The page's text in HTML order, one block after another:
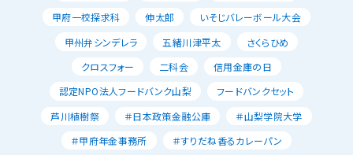
甲府一校探求科
伸太郎
いそじバレーボール大会
甲州弁シンデレラ
五緒川津平太
さくらひめ
クロスフォー
二科会
信用金庫の日
認定NPO法人フードバンク山梨
フードバンクセット
芦川植樹祭
＃日本政策金融公庫
＃山梨学院大学
＃甲府年金事務所
＃すりだね香るカレーパン